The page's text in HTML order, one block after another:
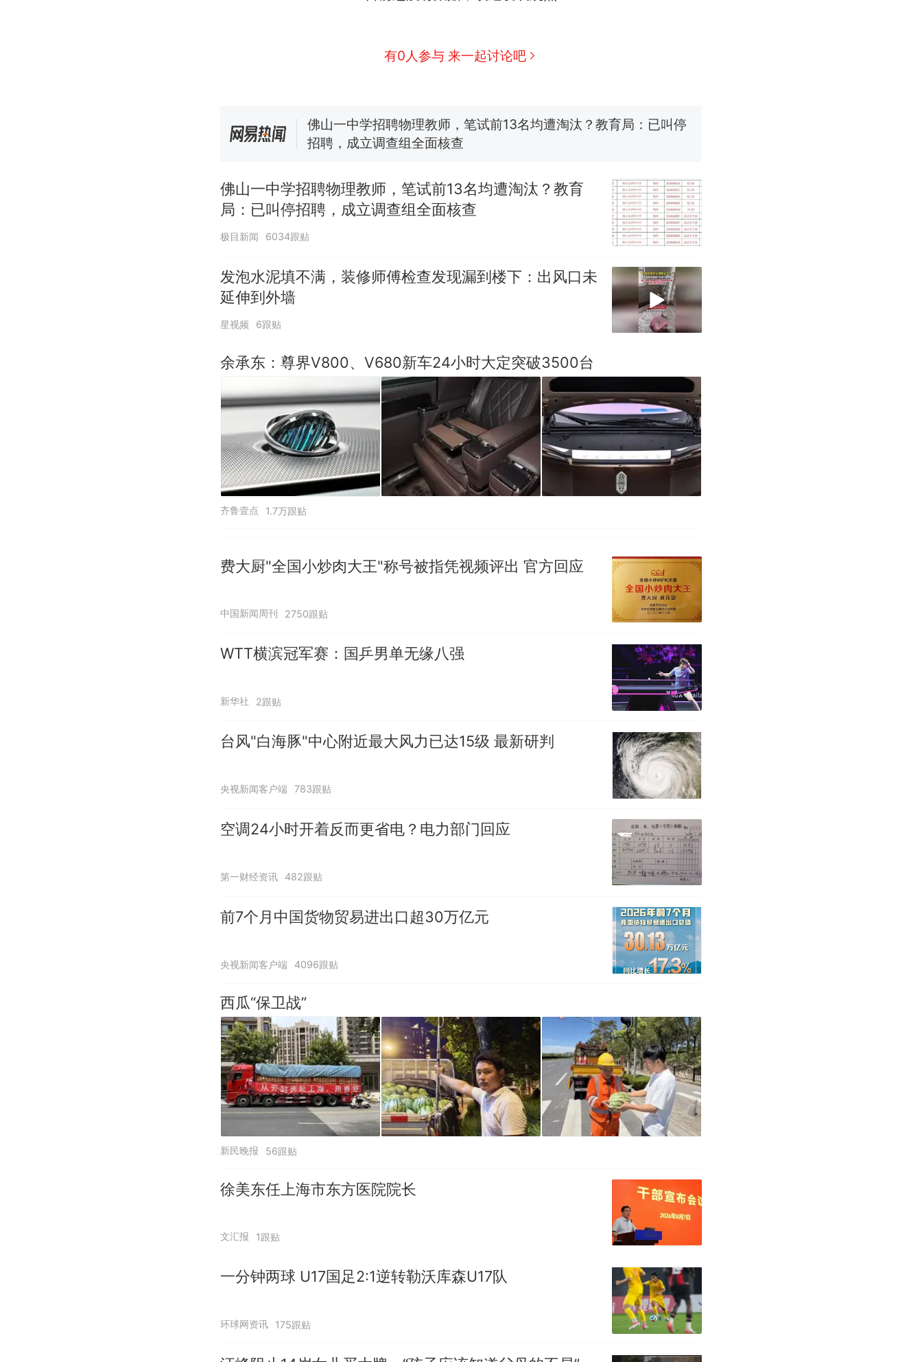
有0人参与 来一起讨论吧
美国渔民钓获鲨鱼徒手将其拽回大海 目击者直呼震惊 （视频来源：
佛山一中学招聘物理教师，笔试前13名均遭淘汰？教育局：已叫停
招聘，成立调查组全面核查
热 那个在床头放菜刀的女孩，因老师一句“跟我回家”改写了人生
佛山一中学招聘物理教师，笔试前13名均遭淘汰？教育
局：已叫停招聘，成立调查组全面核查
极目新闻 6034跟贴
发泡水泥填不满，装修师傅检查发现漏到楼下：出风口未
延伸到外墙
星视频 6跟贴
余承东：尊界V800、V680新车24小时大定突破3500台
齐鲁壹点 1.7万跟贴
费大厨"全国小炒肉大王"称号被指凭视频评出 官方回应
中国新闻周刊 2750跟贴
WTT横滨冠军赛：国乒男单无缘八强
新华社 2跟贴
台风"白海豚"中心附近最大风力已达15级 最新研判
央视新闻客户端 783跟贴
空调24小时开着反而更省电？电力部门回应
第一财经资讯 482跟贴
前7个月中国货物贸易进出口超30万亿元
央视新闻客户端 4096跟贴
西瓜“保卫战”
新民晚报 56跟贴
徐美东任上海市东方医院院长
文汇报 1跟贴
一分钟两球 U17国足2:1逆转勒沃库森U17队
环球网资讯 175跟贴